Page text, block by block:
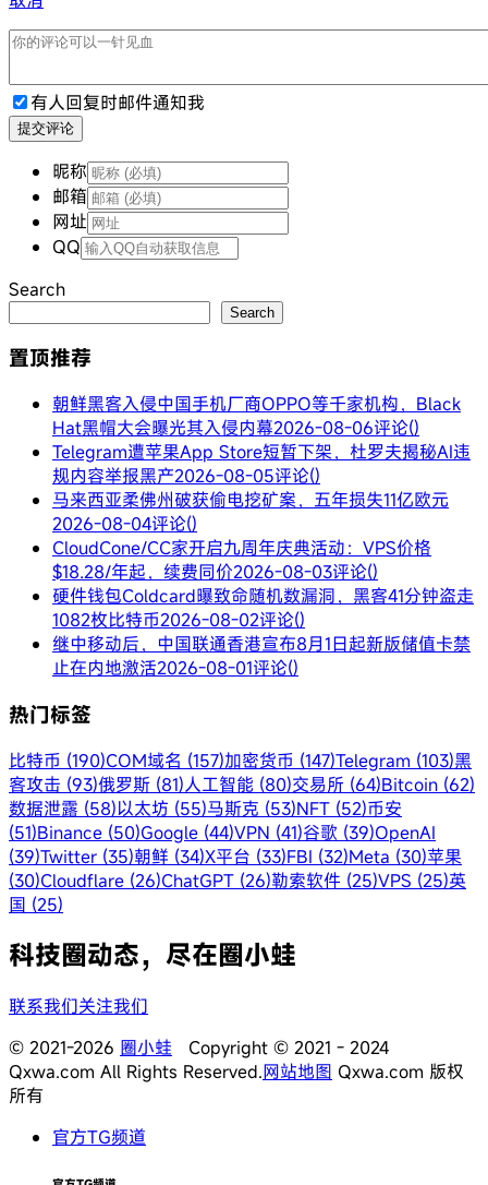
有人回复时邮件通知我
提交评论
昵称
邮箱
网址
QQ
Search
Search
置顶推荐
朝鲜黑客入侵中国手机厂商OPPO等千家机构，Black
Hat黑帽大会曝光其入侵内幕2026-08-06评论()
Telegram遭苹果App Store短暂下架，杜罗夫揭秘AI违
规内容举报黑产2026-08-05评论()
马来西亚柔佛州破获偷电挖矿案，五年损失11亿欧元
2026-08-04评论()
CloudCone/CC家开启九周年庆典活动：VPS价格
$18.28/年起，续费同价2026-08-03评论()
硬件钱包Coldcard曝致命随机数漏洞，黑客41分钟盗走
1082枚比特币2026-08-02评论()
继中移动后，中国联通香港宣布8月1日起新版储值卡禁
止在内地激活2026-08-01评论()
热门标签
比特币 (190)COM域名 (157)加密货币 (147)Telegram (103)黑
客攻击 (93)俄罗斯 (81)人工智能 (80)交易所 (64)Bitcoin (62)
数据泄露 (58)以太坊 (55)马斯克 (53)NFT (52)币安
(51)Binance (50)Google (44)VPN (41)谷歌 (39)OpenAI
(39)Twitter (35)朝鲜 (34)X平台 (33)FBI (32)Meta (30)苹果
(30)Cloudflare (26)ChatGPT (26)勒索软件 (25)VPS (25)英
国 (25)
科技圈动态，尽在圈小蛙
联系我们关注我们
© 2021-2026 圈小蛙 Copyright © 2021 - 2024
Qxwa.com All Rights Reserved.网站地图 Qxwa.com 版权
所有
官方TG频道